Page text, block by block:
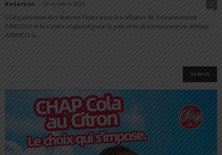
Redaction - 10 octobre 2023
0
L’Organisation des Nations Unies pour les Affaires de Désarmement
(UNODA) et le Centre régional pour la paix et le désarmement en Afrique
(UNREC) a...